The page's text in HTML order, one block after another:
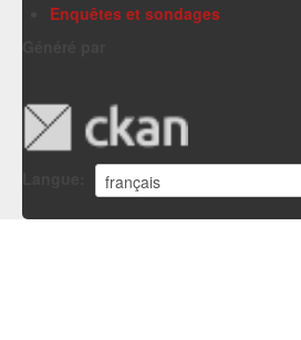
Enquêtes et sondages